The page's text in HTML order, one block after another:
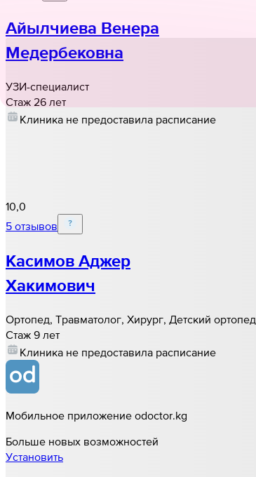
Айылчиева Венера
Медербековна
УЗИ-специалист
Стаж 26 лет
Клиника не предоставила расписание
10,0
5 отзывов
Касимов Аджер
Хакимович
Ортопед, Травматолог, Хирург, Детский ортопед
Стаж 9 лет
Клиника не предоставила расписание
Мобильное приложение odoctor.kg
Больше новых возможностей
Установить